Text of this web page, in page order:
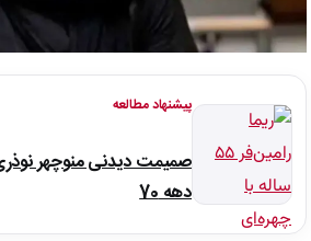
پیشنهاد مطالعه
صمیمت دیدنی منوچهر
دهه 70